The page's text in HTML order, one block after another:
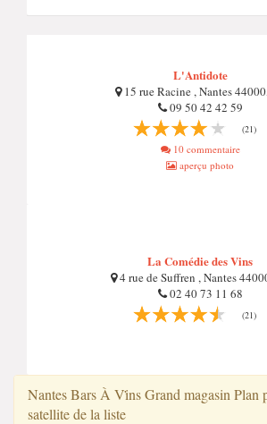
L'Antidote
15 rue Racine , Nantes
09 50 42 42 59
(21)
10 commentaire
aperçu photo
La Comédie des Vins
4 rue de Suffren , Nantes
02 40 73 11 68
(21)
Nantes Bars À Vi̇̇ns Grand magasin Plan
satellite de la liste